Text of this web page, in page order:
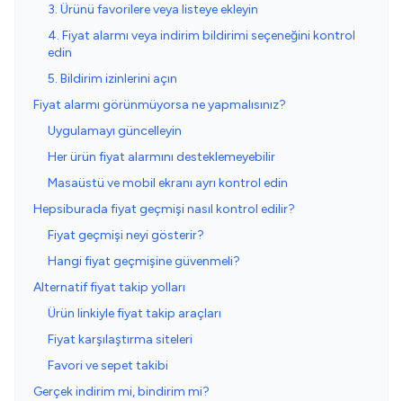
3. Ürünü favorilere veya listeye ekleyin
4. Fiyat alarmı veya indirim bildirimi seçeneğini kontrol
edin
5. Bildirim izinlerini açın
Fiyat alarmı görünmüyorsa ne yapmalısınız?
Uygulamayı güncelleyin
Her ürün fiyat alarmını desteklemeyebilir
Masaüstü ve mobil ekranı ayrı kontrol edin
Hepsiburada fiyat geçmişi nasıl kontrol edilir?
Fiyat geçmişi neyi gösterir?
Hangi fiyat geçmişine güvenmeli?
Alternatif fiyat takip yolları
Ürün linkiyle fiyat takip araçları
Fiyat karşılaştırma siteleri
Favori ve sepet takibi
Gerçek indirim mi, bindirim mi?